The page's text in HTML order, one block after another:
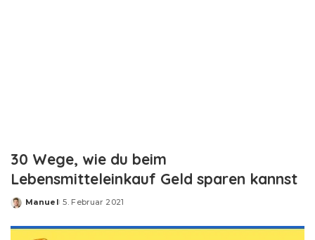
30 Wege, wie du beim
Lebensmitteleinkauf Geld sparen kannst
Posted
Manuel 5. Februar 2021